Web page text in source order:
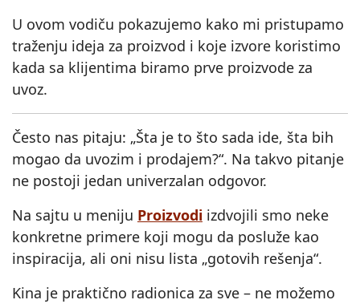
U ovom vodiču pokazujemo kako mi pristupamo
traženju ideja za proizvod i koje izvore koristimo
kada sa klijentima biramo prve proizvode za
uvoz.
Često nas pitaju: „Šta je to što sada ide, šta bih
mogao da uvozim i prodajem?“. Na takvo pitanje
ne postoji jedan univerzalan odgovor.
Na sajtu u meniju Proizvodi izdvojili smo neke
konkretne primere koji mogu da posluže kao
inspiracija, ali oni nisu lista „gotovih rešenja“.
Kina je praktično radionica za sve – ne možemo